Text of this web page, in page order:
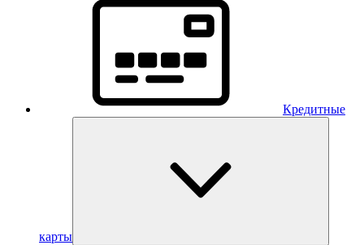
Кредитные
карты